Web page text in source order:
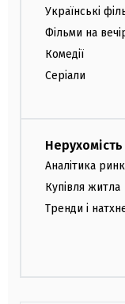
Українські
Фільми на
Комедії
Серіали
Нерухомість
Аналітика
Купівля житла
Тренди і